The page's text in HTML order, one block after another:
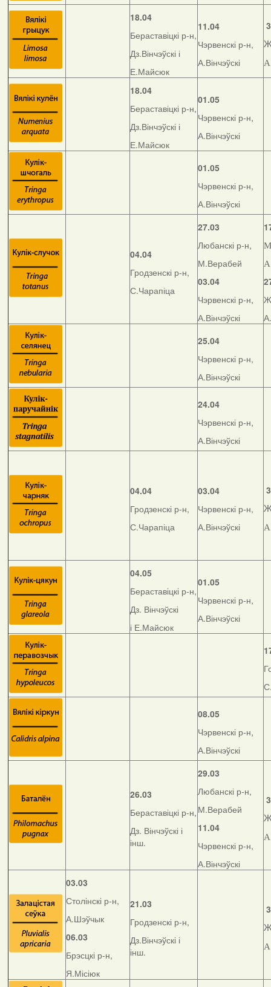
18.04
Бераставіцкі р-н,
Дз.Вінчэўскі і
Е.Майсюк
11.04
Чэрвенскі р-н,
А.Вінчэўскі
18.04
Бераставіцкі р-н,
Дз.Вінчэўскі і
Е.Майсюк
01.05
Чэрвенскі р-н,
А.Вінчэўскі
01.05
Чэрвенскі р-н,
А.Вінчэўскі
04.04
Гродзенскі р-н,
С.Чарапіца
27.03
Любанскі р-н,
М.Верабей
03.04
Чэрвенскі р-н,
А.Вінчэўскі
25.04
Чэрвенскі р-н,
А.Вінчэўскі
24.04
Чэрвенскі р-н,
А.Вінчэўскі
04.04
Гродзенскі р-н,
С.Чарапіца
03.04
Чэрвенскі р-н,
А.Вінчэўскі
04.05
Бераставіцкі р-н,
Дз. Вінчэўскі
і Е.Майсюк
01.05
Чэрвенскі р-н,
А.Вінчэўскі
08.05
Чэрвенскі р-н,
А.Вінчэўскі
26.03
Бераставіцкі р-н,
Дз. Вінчэўскі і
інш.
29.03
Любанскі р-н,
М.Верабей
11.04
Чэрвенскі р-н,
А.Вінчэўскі
03.03
Столінскі р-н,
А.Шэўчык
06.03
Брэсцкі р-н,
Я.Місіюк
21.03
Гродзенскі р-н,
Дз.Вінчэўскі і
інш.